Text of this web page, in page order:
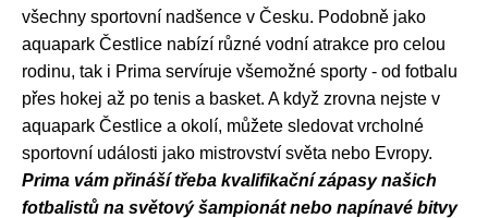
všechny sportovní nadšence v Česku. Podobně jako
aquapark Čestlice nabízí různé vodní atrakce pro celou
rodinu, tak i Prima servíruje všemožné sporty - od fotbalu
přes hokej až po tenis a basket. A když zrovna nejste v
aquapark Čestlice a okolí, můžete sledovat vrcholné
sportovní události jako mistrovství světa nebo Evropy.
Prima vám přináší třeba kvalifikační zápasy našich
fotbalistů na světový šampionát nebo napínavé bitvy